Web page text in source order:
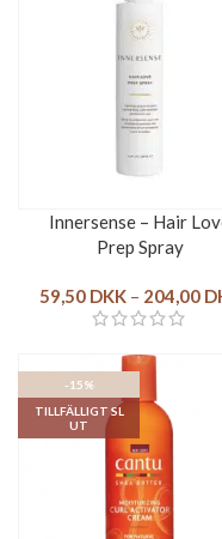
Innersense – Hair
Prep Spray
59,50 DKK – 204,00
-15%
TILLFÄLLIGT SL
UT